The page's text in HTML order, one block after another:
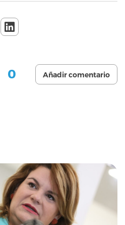
0 Añadir comentario